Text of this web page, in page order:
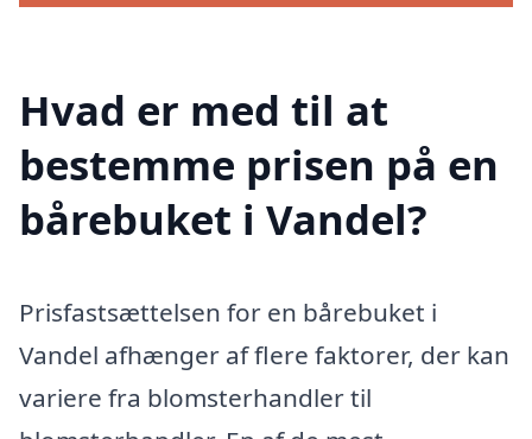
Hvad er med til at
bestemme prisen på en
bårebuket i Vandel?
Prisfastsættelsen for en bårebuket i
Vandel afhænger af flere faktorer, der kan
variere fra blomsterhandler til